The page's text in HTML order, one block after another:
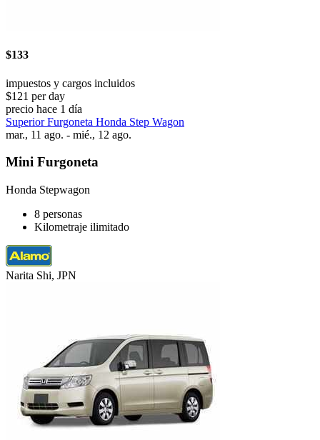
$133
impuestos y cargos incluidos
$121 per day
precio hace 1 día
Superior Furgoneta Honda Step Wagon
mar., 11 ago. - mié., 12 ago.
Mini Furgoneta
Honda Stepwagon
8 personas
Kilometraje ilimitado
Narita Shi, JPN